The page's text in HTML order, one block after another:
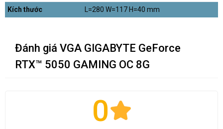
Kích thước
L=280 W=117 H=40 mm
Đánh giá VGA GIGABYTE GeForce
RTX™ 5050 GAMING OC 8G
0